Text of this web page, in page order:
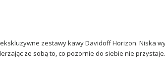
zestawy kawy Davidoff Horizon. Niska
ze sobą to, co pozornie do siebie nie przystaje.